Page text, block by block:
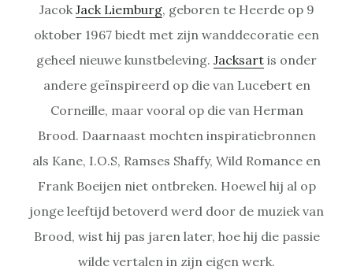
Jacok Jack Liemburg, geboren te Heerde op 9
oktober 1967 biedt met zijn wanddecoratie een
geheel nieuwe kunstbeleving. Jacksart is onder
andere geïnspireerd op die van Lucebert en
Corneille, maar vooral op die van Herman
Brood. Daarnaast mochten inspiratiebronnen
als Kane, I.O.S, Ramses Shaffy, Wild Romance en
Frank Boeijen niet ontbreken. Hoewel hij al op
jonge leeftijd betoverd werd door de muziek van
Brood, wist hij pas jaren later, hoe hij die passie
wilde vertalen in zijn eigen werk.